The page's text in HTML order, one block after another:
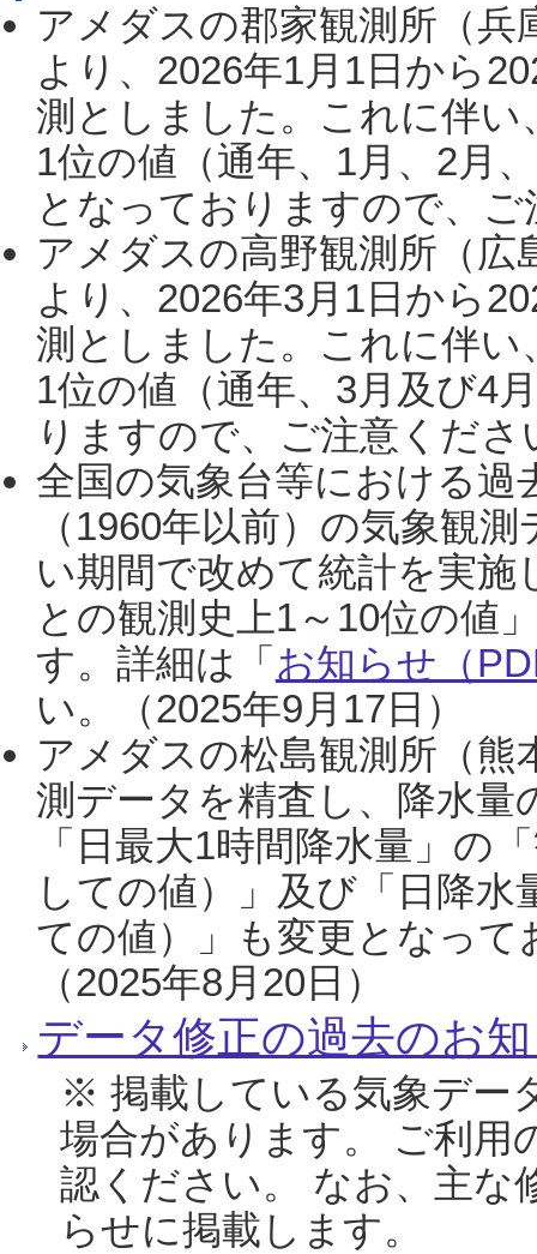
アメダスの郡家観測所（
より、2026年1月1日から
測としました。これに伴い
1位の値（通年、1月、2月
となっておりますので、
アメダスの高野観測所（
より、2026年3月1日から
測としました。これに伴い
1位の値（通年、3月及び4
りますので、ご注意くだ
全国の気象台等における過
（1960年以前）の気象観
い期間で改めて統計を実
との観測史上1～10位の値
す。詳細は「 お知らせ（
い。（2025年9月17日）
アメダスの松島観測所（熊
測データを精査し、降水
「日最大1時間降水量」の
しての値）」及び「日降
ての値）」も変更となっ
（2025年8月20日）
データ修正の過去のお
※ 掲載している気象デー
場合があります。 ご利用
認ください。 なお、主な
らせに掲載します。